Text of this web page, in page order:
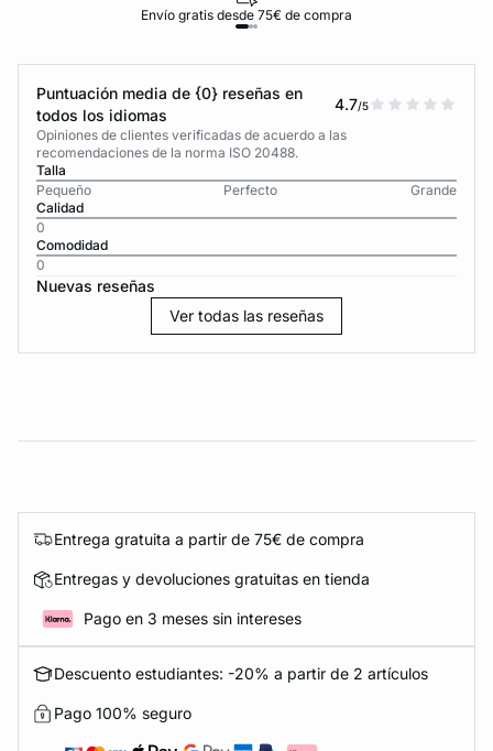
Envío gratis desde 75€ de compra
Puntuación media de {0} reseñas en
todos los idiomas
4.7/5
Opiniones de clientes verificadas de acuerdo a las
recomendaciones de la norma ISO 20488.
Talla
Pequeño
Perfecto
Grande
Calidad
0
Comodidad
0
Nuevas reseñas
Ver todas las reseñas
Entrega gratuita a partir de 75€ de compra
Entregas y devoluciones gratuitas en tienda
Pago en 3 meses sin intereses
Descuento estudiantes: -20% a partir de 2 artículos
Pago 100% seguro